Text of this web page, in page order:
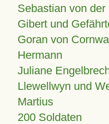
Sebastian von
Gibert und
Goran von
Hermann
Juliane
Llewellwyn und
Martius
200 Soldaten